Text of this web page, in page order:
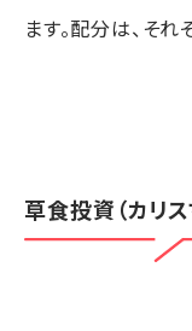
ます。配分は、そ
草食投資（カリ